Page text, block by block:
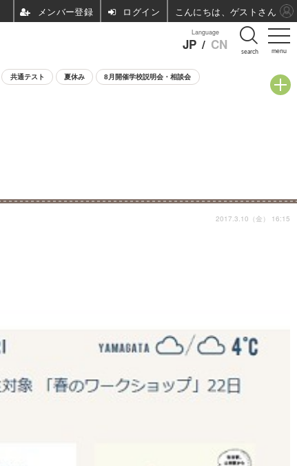
menu
Language
JP / CN search
共通テスト 夏休み 8月開催学校説明会・相談会
2017.3.10（金） 16:15
ログイン こんにちは、ゲストさん